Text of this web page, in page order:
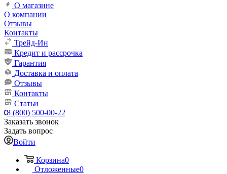
О магазине
О компании
Отзывы
Контакты
Трейд-Ин
Кредит и рассрочка
Гарантия
Доставка и оплата
Отзывы
Контакты
Статьи
8 (800) 500-00-22
Заказать звонок
Задать вопрос
Войти
Корзина0
Отложенные0